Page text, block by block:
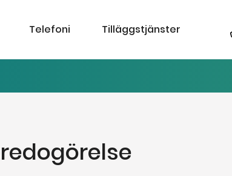
Telefoni Tilläggstjänster